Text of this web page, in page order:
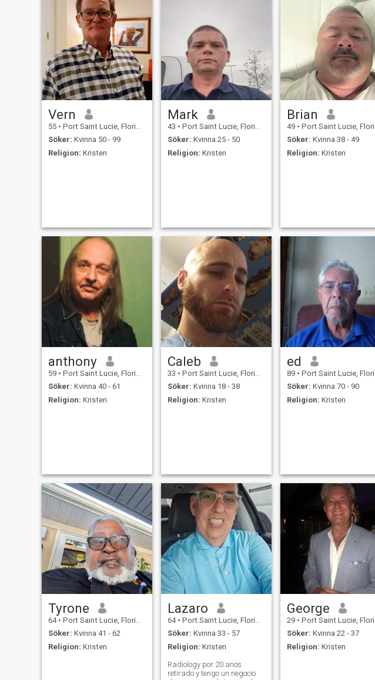
Vern
55 • Port Saint Lucie, Florida, USA
Söker: Kvinna 50 - 99
Religion: Kristen
Mark
43 • Port Saint Lucie, Florida, USA
Söker: Kvinna 25 - 50
Religion: Kristen
Brian
49 • Port Saint Lucie, Florida, USA
Söker: Kvinna 38 - 49
Religion: Kristen
anthony
59 • Port Saint Lucie, Florida, USA
Söker: Kvinna 40 - 61
Religion: Kristen
Caleb
33 • Port Saint Lucie, Florida, USA
Söker: Kvinna 18 - 38
Religion: Kristen
ed
89 • Port Saint Lucie, Florida, USA
Söker: Kvinna 70 - 90
Religion: Kristen
Tyrone
64 • Port Saint Lucie, Florida, USA
Söker: Kvinna 41 - 62
Religion: Kristen
Lazaro
64 • Port Saint Lucie, Florida, USA
Söker: Kvinna 33 - 57
Religion: Kristen
Radiology por 20.anos
retirado y tengo un negocio
George
29 • Port Saint Lucie, Florida, USA
Söker: Kvinna 22 - 37
Religion: Kristen